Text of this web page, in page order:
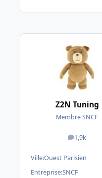
Z2N Tuning
Membre SNCF
1,9k
messages
Ville:Ouest Parisien
Entreprise:SNCF